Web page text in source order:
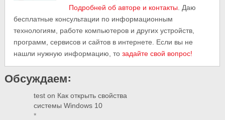
Подробней об авторе и контакты . Даю
бесплатные консультации по информационным
технологиям, работе компьютеров и других устройств,
программ, сервисов и сайтов в интернете. Если вы не
нашли нужную информацию, тозадайте свой вопрос!
Обсуждаем:
test on Как открыть свойства
системы Windows 10
*